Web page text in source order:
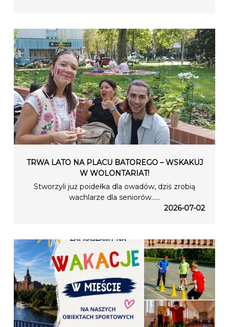
TRWA LATO NA PLACU BATOREGO – WSKAKUJ
W WOLONTARIAT!
Stworzyli już poidełka dla owadów, dziś zrobią
wachlarze dla seniorów…...
2026-07-02